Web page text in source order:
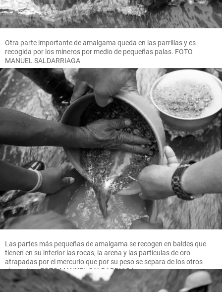
Otra parte importante de amalgama queda en las parrillas y es
recogida por los mineros por medio de pequeñas palas. FOTO
MANUEL SALDARRIAGA
Las partes más pequeñas de amalgama se recogen en baldes que
tienen en su interior las rocas, la arena y las partículas de oro
atrapadas por el mercurio que por su peso se separa de los otros
elementos. FOTO MANUEL SALDARRIAGA